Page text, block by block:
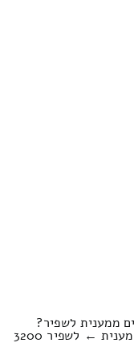
השוואת מחשבון למעבר דירה 3-x חדרים מענית ← לשפיר 3200